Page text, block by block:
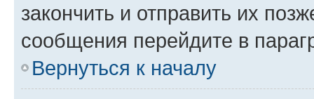
закончить и отправить их
сообщения перейдите в
Вернуться к началу